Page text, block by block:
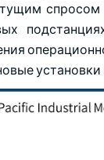
спросом